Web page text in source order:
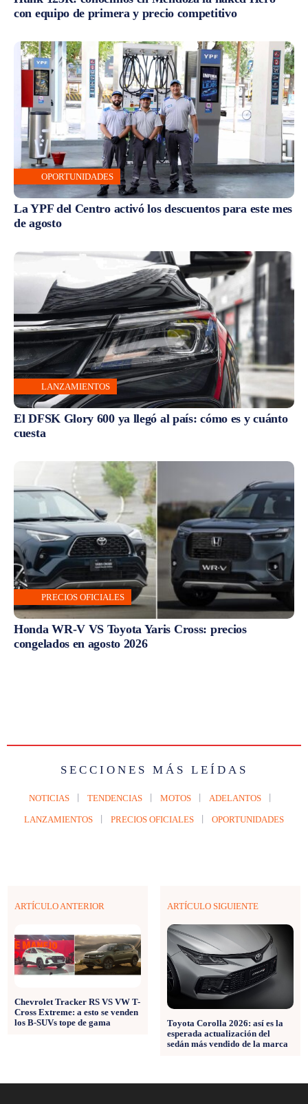
con equipo de primera y precio competitivo
OPORTUNIDADES
La YPF del Centro activó los descuentos para este mes
de agosto
LANZAMIENTOS
El DFSK Glory 600 ya llegó al país: cómo es y cuánto
cuesta
PRECIOS OFICIALES
Honda WR-V VS Toyota Yaris Cross: precios
congelados en agosto 2026
SECCIONES MÁS LEÍDAS
NOTICIAS TENDENCIAS MOTOS ADELANTOS
LANZAMIENTOS PRECIOS OFICIALES OPORTUNIDADES
ARTÍCULO ANTERIOR
Chevrolet Tracker RS VS VW T-
Cross Extreme: a esto se venden
los B-SUVs tope de gama
ARTÍCULO SIGUIENTE
Toyota Corolla 2026: así es la
esperada actualización del
sedán más vendido de la marca